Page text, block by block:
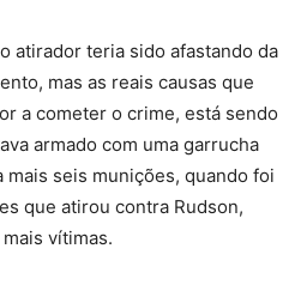
atirador teria sido afastando da
mas as reais causas que
a cometer o crime, está sendo
armado com uma garrucha
seis munições, quando foi
que atirou contra Rudson,
vítimas.